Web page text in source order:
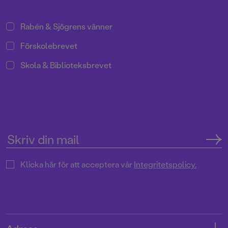
Rabén & Sjögrens vänner
Förskolebrevet
Skola & Biblioteksbrevet
Klicka här för att acceptera vårIntegritetspolicy.